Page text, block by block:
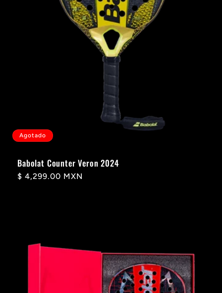
Agotado
Babolat Counter Veron 2024
Precio
$ 4,299.00 MXN